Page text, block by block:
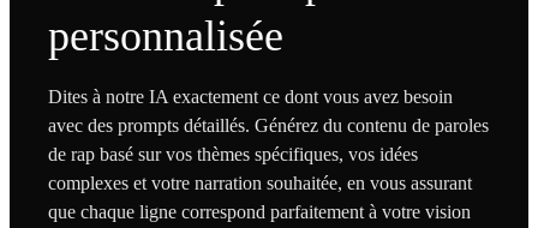
personnalisée
Dites à notre IA exactement ce dont vous avez besoin
avec des prompts détaillés. Générez du contenu de paroles
de rap basé sur vos thèmes spécifiques, vos idées
complexes et votre narration souhaitée, en vous assurant
que chaque ligne correspond parfaitement à votre vision